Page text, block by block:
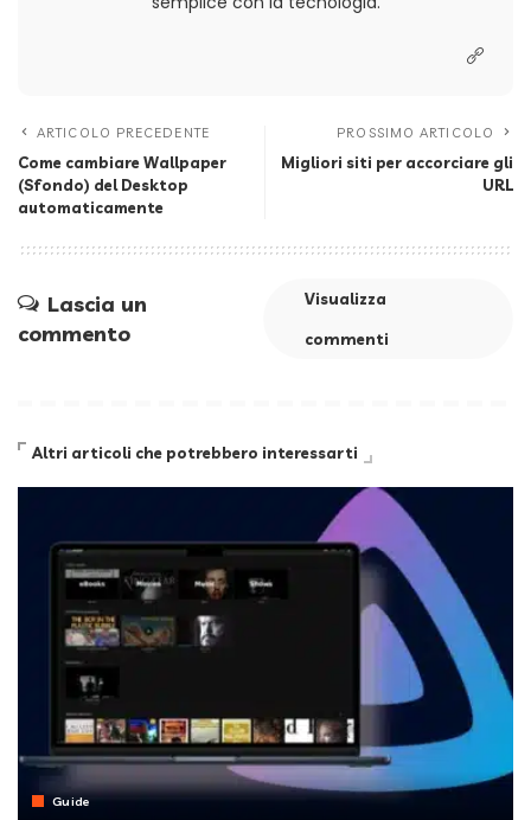
ARTICOLO PRECEDENTE
Come cambiare Wallpaper
(Sfondo) del Desktop
automaticamente
PROSSIMO ARTICOLO
Migliori siti per accorciare gli
URL
Lascia un
commento
Visualizza
commenti
Altri articoli che potrebbero interessarti
Guide